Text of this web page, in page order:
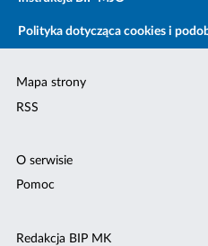
Polityka dotycząca cookies i
Mapa strony
RSS
O serwisie
Pomoc
Redakcja BIP MK